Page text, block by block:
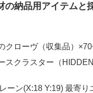
の納品用アイテムと
クローヴ（収集品）
スクラスター（
ーン(X:18 Y:19) 最寄り